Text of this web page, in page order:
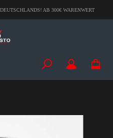
AB 300€ WARENWERT